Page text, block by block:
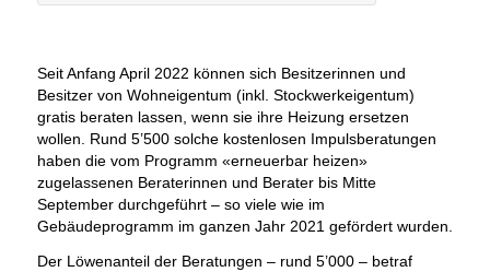
Seit Anfang April 2022 können sich Besitzerinnen und
Besitzer von Wohneigentum (inkl. Stockwerkeigentum)
gratis beraten lassen, wenn sie ihre Heizung ersetzen
wollen. Rund 5’500 solche kostenlosen Impulsberatungen
haben die vom Programm «erneuerbar heizen»
zugelassenen Beraterinnen und Berater bis Mitte
September durchgeführt – so viele wie im
Gebäudeprogramm im ganzen Jahr 2021 gefördert wurden.
Der Löwenanteil der Beratungen – rund 5’000 – betraf